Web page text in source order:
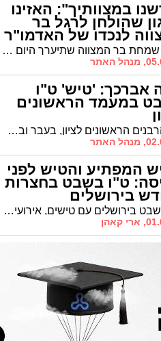
במצוותיך": האזינו
שהולחן לרגל בר
לנכדו של האדמו"ר
לרלג שמחת בר המצווה שתיערך היום בחצר גור בירושלים, הלחין המוזיקאי הגוראי דב פרידמן ניגון סוחף על המילים קדשנו במצוותיך'. האזינו
האתר
אברכך: 'טיש' ט"ו
במעמד הראשונים
שני הרבנים הראשונים לציון, בעבר ובהווה, ערכו 'טיש ט"ו בשבט' בביתו של הרב חזן
האתר
המפתיע והטיש לפני
ט"ו בשבט בחצרות
בירושלים
ט"ו בשבט בירושלים עם טישים, אירועי קודש ושינויים במנהגי החצרות • המוקדים המרכזיים בחצרי החסידות הערב ומחר מרוכזים לפי הלו"ז
קאהן